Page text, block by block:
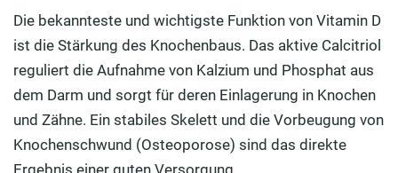
Die bekannteste und wichtigste Funktion von Vitamin D
ist die Stärkung des Knochenbaus. Das aktive Calcitriol
reguliert die Aufnahme von Kalzium und Phosphat aus
dem Darm und sorgt für deren Einlagerung in Knochen
und Zähne. Ein stabiles Skelett und die Vorbeugung von
Knochenschwund (Osteoporose) sind das direkte
Ergebnis einer guten Versorgung.